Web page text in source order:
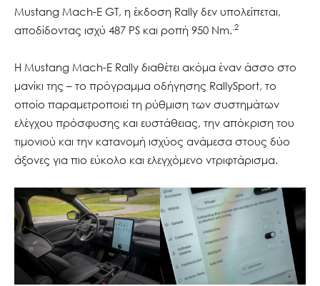
Mustang Mach-E GT, η έκδοση Rally δεν υπολείπεται,
αποδίδοντας ισχύ 487 PS και ροπή 950 Nm. .2
Η Mustang Mach-E Rally διαθέτει ακόμα έναν άσσο στο
μανίκι της – το πρόγραμμα οδήγησης RallySport, το
οποίο παραμετροποιεί τη ρύθμιση των συστημάτων
ελέγχου πρόσφυσης και ευστάθειας, την απόκριση του
τιμονιού και την κατανομή ισχύος ανάμεσα στους δύο
άξονες για πιο εύκολο και ελεγχόμενο ντριφτάρισμα.